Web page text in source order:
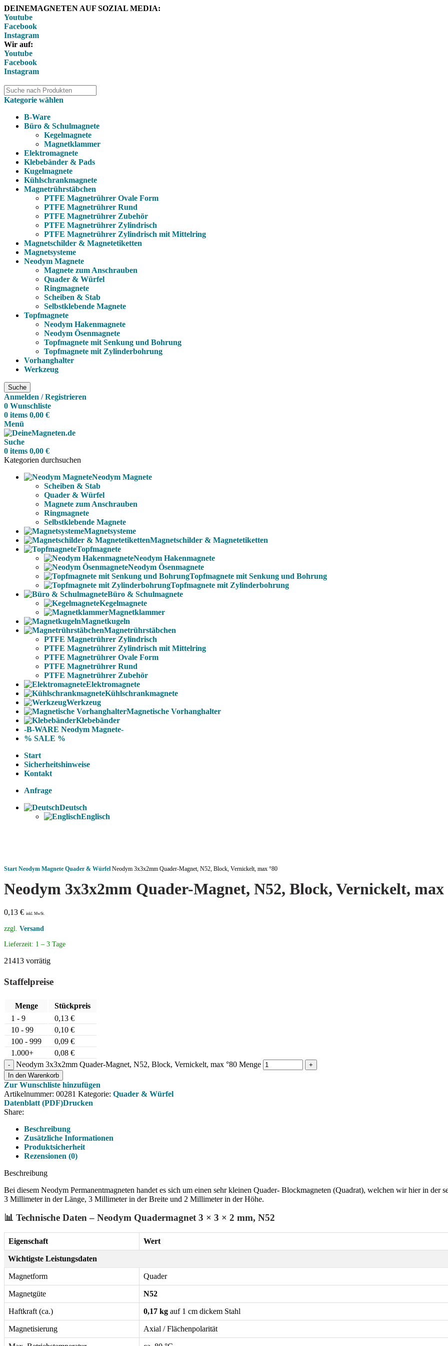
DEINEMAGNETEN AUF SOZIAL MEDIA:
Youtube
Facebook
Instagram
Wir auf:
Youtube
Facebook
Instagram
Kategorie wählen
B-Ware
Büro & Schulmagnete
Kegelmagnete
Magnetklammer
Elektromagnete
Klebebänder & Pads
Kugelmagnete
Kühlschrankmagnete
Magnetrührstäbchen
PTFE Magnetrührer Ovale Form
PTFE Magnetrührer Rund
PTFE Magnetrührer Zubehör
PTFE Magnetrührer Zylindrisch
PTFE Magnetrührer Zylindrisch mit Mittelring
Magnetschilder & Magnetetiketten
Magnetsysteme
Neodym Magnete
Magnete zum Anschrauben
Quader & Würfel
Ringmagnete
Scheiben & Stab
Selbstklebende Magnete
Topfmagnete
Neodym Hakenmagnete
Neodym Ösenmagnete
Topfmagnete mit Senkung und Bohrung
Topfmagnete mit Zylinderbohrung
Vorhanghalter
Werkzeug
Suche
Anmelden / Registrieren
0 Wunschliste
0 items 0,00 €
Menü
Suche
0 items 0,00 €
Kategorien durchsuchen
Neodym Magnete
Scheiben & Stab
Quader & Würfel
Magnete zum Anschrauben
Ringmagnete
Selbstklebende Magnete
Magnetsysteme
Magnetschilder & Magnetetiketten
Topfmagnete
Neodym Hakenmagnete
Neodym Ösenmagnete
Topfmagnete mit Senkung und Bohrung
Topfmagnete mit Zylinderbohrung
Büro & Schulmagnete
Kegelmagnete
Magnetklammer
Magnetkugeln
Magnetrührstäbchen
PTFE Magnetrührer Zylindrisch
PTFE Magnetrührer Zylindrisch mit Mittelring
PTFE Magnetrührer Ovale Form
PTFE Magnetrührer Rund
PTFE Magnetrührer Zubehör
Elektromagnete
Kühlschrankmagnete
Werkzeug
Magnetische Vorhanghalter
Klebebänder
-B-WARE Neodym Magnete-
% SALE %
Start
Sicherheitshinweise
Kontakt
Anfrage
Deutsch
Englisch
Start Neodym Magnete Quader & Würfel Neodym 3x3x2mm Quader-Magnet, N52, Block, Vernickelt, max °80
Neodym 3x3x2mm Quader-Magnet, N52, Block, Vernickelt, max
0,13 € inkl. MwSt.
zzgl. Versand
Lieferzeit: 1 – 3 Tage
21413 vorrätig
Staffelpreise
Menge
Stückpreis
1 - 9
0,13 €
10 - 99
0,10 €
100 - 999
0,09 €
1.000+
0,08 €
Neodym 3x3x2mm Quader-Magnet, N52, Block, Vernickelt, max °80 Menge
In den Warenkorb
Zur Wunschliste hinzufügen
Artikelnummer: 00281 Kategorie: Quader & Würfel
Datenblatt (PDF)Drucken
Share:
Beschreibung
Zusätzliche Informationen
Produktsicherheit
Rezensionen (0)
Beschreibung
Bei diesem Neodym Permanentmagneten handet es sich um einen sehr kleinen Quader- Blockmagneten (Quadrat), welchen wir hier in der
3 Millimeter in der Länge, 3 Millimeter in der Breite und 2 Millimeter in der Höhe.
📊 Technische Daten – Neodym Quadermagnet 3 × 3 × 2 mm, N52
Eigenschaft Wert
Wichtigste Leistungsdaten
Magnetform Quader
Magnetgüte N52
Haftkraft (ca.) 0,17 kg auf 1 cm dickem Stahl
Magnetisierung Axial / Flächenpolarität